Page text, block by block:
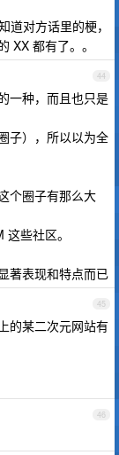
对方话里的梗，
XX 都有了。。
44
一种，而且也只是
子），所以以为全
个圈子有那么大
些社区。
著表现和特点而已
45
的某二次元网站有
46